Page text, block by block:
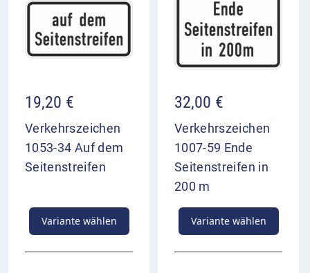
19,20 €
Verkehrszeichen
1053-34 Auf dem
Seitenstreifen
Variante wählen
32,00 €
Verkehrszeichen
1007-59 Ende
Seitenstreifen in
200 m
Variante wählen